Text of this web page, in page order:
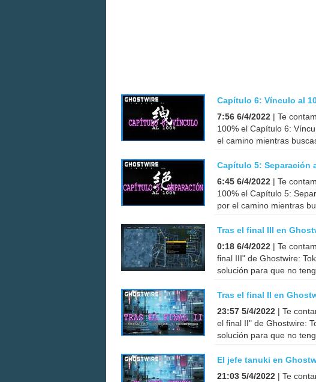
Capítulo 6: Vínculo al
7:56 6/4/2022 | Te
100% el Capítulo 6:
el camino mientras
Capítulo 5: Separación
6:45 6/4/2022 | Te
100% el Capítulo 5:
por el camino mientras
Tras el final III en
0:18 6/4/2022 | Te
final III" de Ghostwire:
solución para que no
Tras el final II en
23:57 5/4/2022 | Te
el final II" de Ghostwire:
solución para que no
El jefe tanuki en
21:03 5/4/2022 | Te